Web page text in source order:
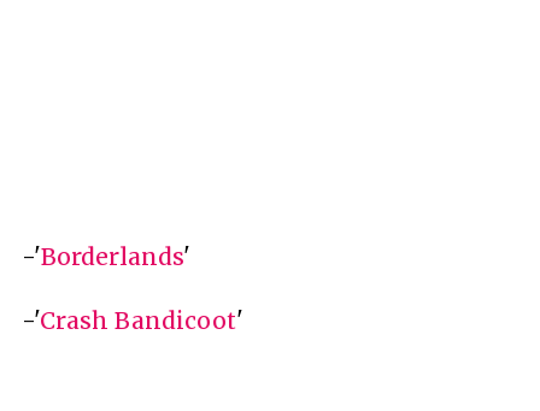
-'Borderlands'
-'Crash Bandicoot'